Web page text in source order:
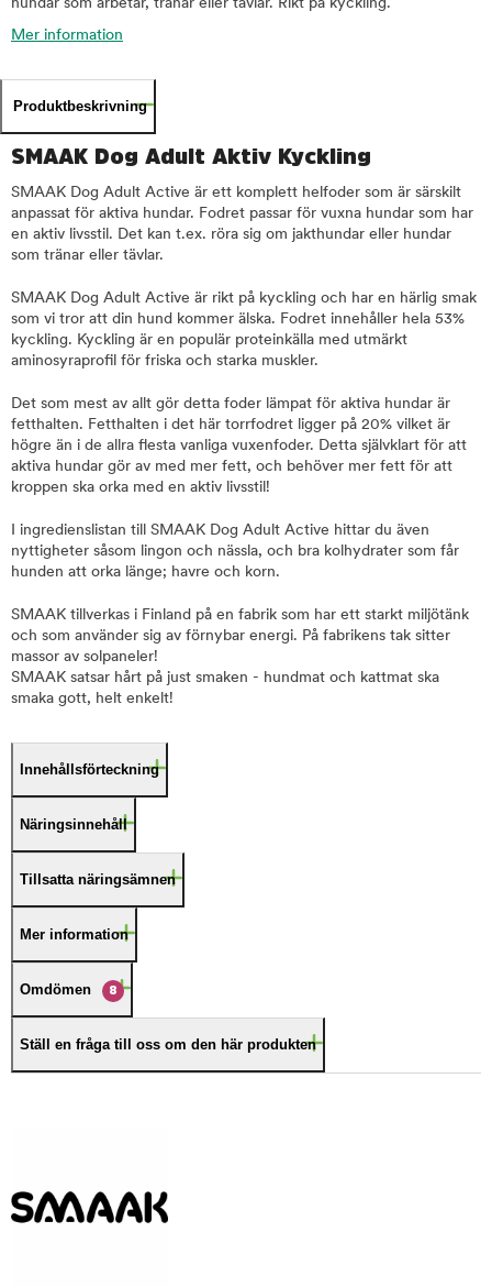
hundar som arbetar, tränar eller tävlar. Rikt på kyckling.
Mer information
Produktbeskrivning
SMAAK Dog Adult Aktiv Kyckling
SMAAK Dog Adult Active är ett komplett helfoder som är särskilt
anpassat för aktiva hundar. Fodret passar för vuxna hundar som har
en aktiv livsstil. Det kan t.ex. röra sig om jakthundar eller hundar
som tränar eller tävlar.
SMAAK Dog Adult Active är rikt på kyckling och har en härlig smak
som vi tror att din hund kommer älska. Fodret innehåller hela 53%
kyckling. Kyckling är en populär proteinkälla med utmärkt
aminosyraprofil för friska och starka muskler.
Det som mest av allt gör detta foder lämpat för aktiva hundar är
fetthalten. Fetthalten i det här torrfodret ligger på 20% vilket är
högre än i de allra flesta vanliga vuxenfoder. Detta självklart för att
aktiva hundar gör av med mer fett, och behöver mer fett för att
kroppen ska orka med en aktiv livsstil!
I ingredienslistan till SMAAK Dog Adult Active hittar du även
nyttigheter såsom lingon och nässla, och bra kolhydrater som får
hunden att orka länge; havre och korn.
SMAAK tillverkas i Finland på en fabrik som har ett starkt miljötänk
och som använder sig av förnybar energi. På fabrikens tak sitter
massor av solpaneler!
SMAAK satsar hårt på just smaken - hundmat och kattmat ska
smaka gott, helt enkelt!
Innehållsförteckning
Näringsinnehåll
Tillsatta näringsämnen
Mer information
Omdömen 8
Ställ en fråga till oss om den här produkten